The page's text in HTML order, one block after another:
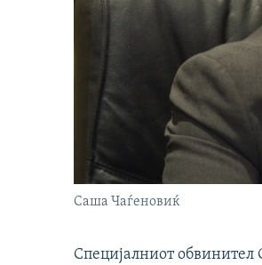
Саша Чаѓеновиќ
Специјалниот